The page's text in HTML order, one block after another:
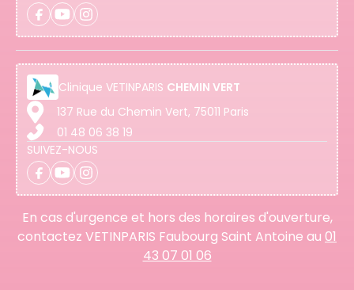
Clinique VETINPARIS CHEMIN VERT
137 Rue du Chemin Vert, 75011 Paris
01 48 06 38 19
SUIVEZ-NOUS
En cas d'urgence et hors des horaires d'ouverture,
contactez VETINPARIS Faubourg Saint Antoine au 01
43 07 01 06